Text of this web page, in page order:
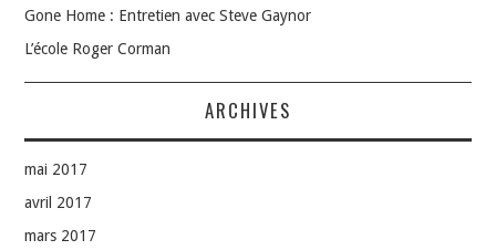
Gone Home : Entretien avec Steve Gaynor
L’école Roger Corman
ARCHIVES
mai 2017
avril 2017
mars 2017